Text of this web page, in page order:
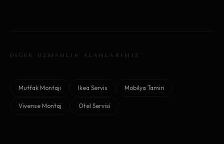
DİĞER UZMANLIK ALANLARIMIZ
Mutfak Montajı Ikea Servis Mobilya Tamiri
Vivense Montaj Otel Servisi